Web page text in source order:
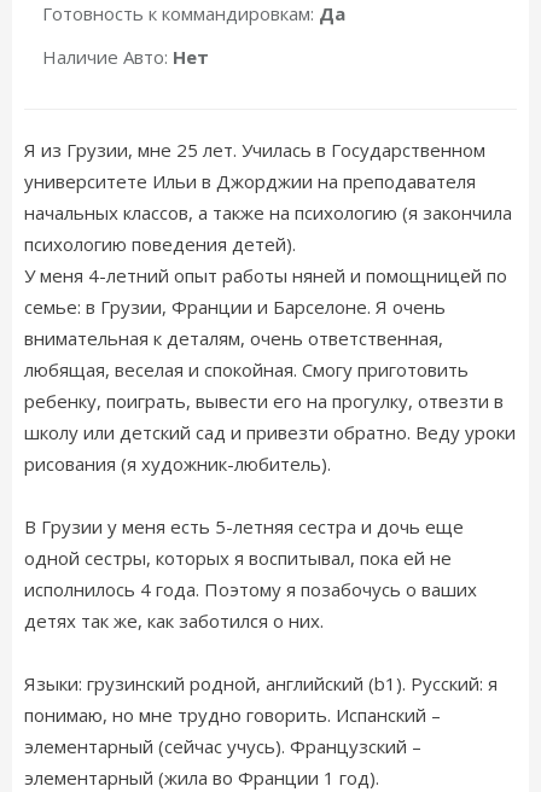
Готовность к коммандировкам: Да
Наличие Авто: Нет
Я из Грузии, мне 25 лет. Училась в Государственном
университете Ильи в Джорджии на преподавателя
начальных классов, а также на психологию (я закончила
психологию поведения детей).
У меня 4-летний опыт работы няней и помощницей по
семье: в Грузии, Франции и Барселоне. Я очень
внимательная к деталям, очень ответственная,
любящая, веселая и спокойная. Смогу приготовить
ребенку, поиграть, вывести его на прогулку, отвезти в
школу или детский сад и привезти обратно. Веду уроки
рисования (я художник-любитель).
В Грузии у меня есть 5-летняя сестра и дочь еще
одной сестры, которых я воспитывал, пока ей не
исполнилось 4 года. Поэтому я позабочусь о ваших
детях так же, как заботился о них.
Языки: грузинский родной, английский (b1). Русский: я
понимаю, но мне трудно говорить. Испанский –
элементарный (сейчас учусь). Французский –
элементарный (жила во Франции 1 год).